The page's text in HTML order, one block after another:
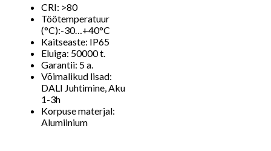
CRI: >80
Töötemperatuur
(°C):-30…+40°C
Kaitseaste: IP65
Eluiga: 50000 t.
Garantii: 5 a.
Võimalikud lisad:
DALI Juhtimine, Aku
1-3h
Korpuse materjal:
Alumiinium